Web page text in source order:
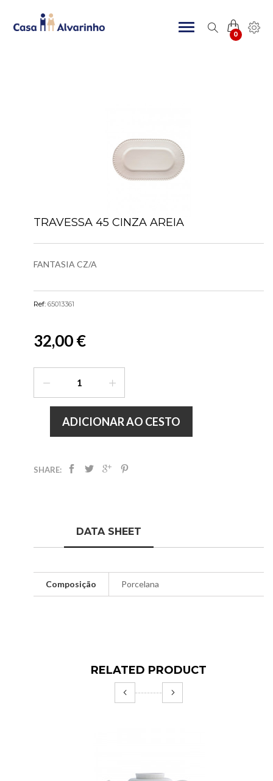
0
TRAVESSA 45 CINZA AREIA
FANTASIA CZ/A
Ref: 65013361
32,00 €
ADICIONAR AO CESTO
SHARE:
DATA SHEET
Composição Porcelana
RELATED PRODUCT